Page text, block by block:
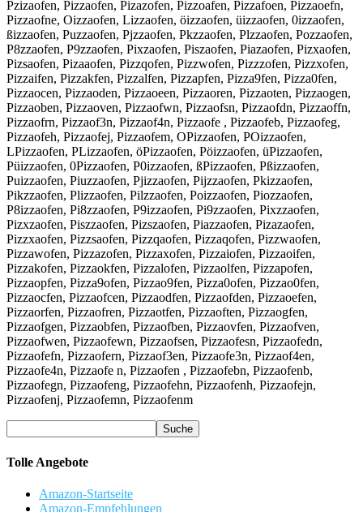
Pzizaofen, Pizzaofen, Pizazofen, Pizzoafen, Pizzafoen, Pizzaoefn,
Pizzaofne, Oizzaofen, Lizzaofen, öizzaofen, üizzaofen, 0izzaofen,
ßizzaofen, Puzzaofen, Pjzzaofen, Pkzzaofen, Plzzaofen, Pozzaofen,
P8zzaofen, P9zzaofen, Pixzaofen, Piszaofen, Piazaofen, Pizxaofen,
Pizsaofen, Pizaaofen, Pizzqofen, Pizzwofen, Pizzzofen, Pizzxofen,
Pizzaifen, Pizzakfen, Pizzalfen, Pizzapfen, Pizza9fen, Pizza0fen,
Pizzaocen, Pizzaoden, Pizzaoeen, Pizzaoren, Pizzaoten, Pizzaogen,
Pizzaoben, Pizzaoven, Pizzaofwn, Pizzaofsn, Pizzaofdn, Pizzaoffn,
Pizzaofrn, Pizzaof3n, Pizzaof4n, Pizzaofe , Pizzaofeb, Pizzaofeg,
Pizzaofeh, Pizzaofej, Pizzaofem, OPizzaofen, POizzaofen,
LPizzaofen, PLizzaofen, öPizzaofen, Pöizzaofen, üPizzaofen,
Püizzaofen, 0Pizzaofen, P0izzaofen, ßPizzaofen, Pßizzaofen,
Puizzaofen, Piuzzaofen, Pjizzaofen, Pijzzaofen, Pkizzaofen,
Pikzzaofen, Plizzaofen, Pilzzaofen, Poizzaofen, Piozzaofen,
P8izzaofen, Pi8zzaofen, P9izzaofen, Pi9zzaofen, Pixzzaofen,
Pizxzaofen, Piszzaofen, Pizszaofen, Piazzaofen, Pizazaofen,
Pizzxaofen, Pizzsaofen, Pizzqaofen, Pizzaqofen, Pizzwaofen,
Pizzawofen, Pizzazofen, Pizzaxofen, Pizzaiofen, Pizzaoifen,
Pizzakofen, Pizzaokfen, Pizzalofen, Pizzaolfen, Pizzapofen,
Pizzaopfen, Pizza9ofen, Pizzao9fen, Pizza0ofen, Pizzao0fen,
Pizzaocfen, Pizzaofcen, Pizzaodfen, Pizzaofden, Pizzaoefen,
Pizzaorfen, Pizzaofren, Pizzaotfen, Pizzaoften, Pizzaogfen,
Pizzaofgen, Pizzaobfen, Pizzaofben, Pizzaovfen, Pizzaofven,
Pizzaofwen, Pizzaofewn, Pizzaofsen, Pizzaofesn, Pizzaofedn,
Pizzaofefn, Pizzaofern, Pizzaof3en, Pizzaofe3n, Pizzaof4en,
Pizzaofe4n, Pizzaofe n, Pizzaofen , Pizzaofebn, Pizzaofenb,
Pizzaofegn, Pizzaofeng, Pizzaofehn, Pizzaofenh, Pizzaofejn,
Pizzaofenj, Pizzaofemn, Pizzaofenm
Tolle Angebote
Amazon-Startseite
Amazon-Empfehlungen